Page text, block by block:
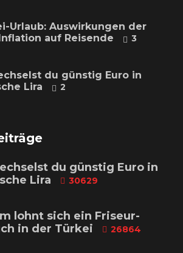
Urlaub: Auswirkungen der
auf Reisende
3
du günstig Euro in
Lira
2
du günstig Euro in
Lira
30629
lohnt sich ein Friseur-
in der Türkei
26864